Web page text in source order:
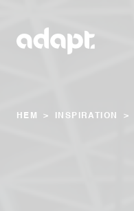
HEM > INSPIRATION >